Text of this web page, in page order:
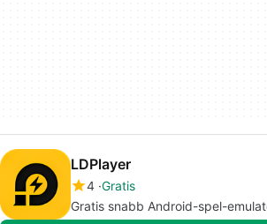
LDPlayer
4 Gratis
Gratis snabb Android-spel-